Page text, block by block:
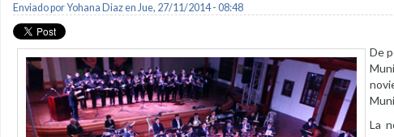
Enviado porYohana Diazen Jue, 27/11/2014 - 08:48
De
La